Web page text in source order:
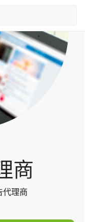
商
代理商